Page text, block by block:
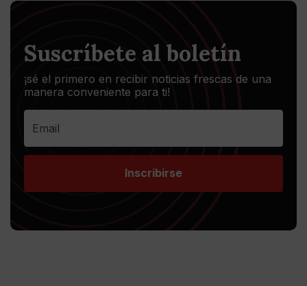
Suscríbete al boletín
¡sé el primero en recibir noticias frescas de una
manera conveniente para ti!
Inscribirse